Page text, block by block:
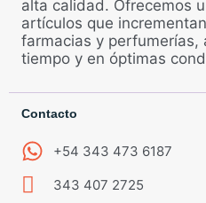
alta calidad. Ofrecemos
artículos que
farmacias y perfumerías,
tiempo y en óptimas
Contacto
+54 343 473 6187
343 407 2725